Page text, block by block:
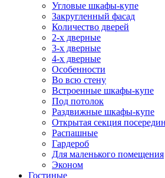
Угловые шкафы-купе
Закругленный фасад
Количество дверей
2-х дверные
3-х дверные
4-х дверные
Особенности
Во всю стену
Встроенные шкафы-купе
Под потолок
Раздвижные шкафы-купе
Открытая секция
Распашные
Гардероб
Для маленького помещения
Эконом
Гостиные